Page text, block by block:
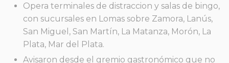
Opera terminales de distraccion y salas de bingo,
con sucursales en Lomas sobre Zamora, Lanús,
San Miguel, San Martín, La Matanza, Morón, La
Plata, Mar del Plata.
Avisaron desde el gremio gastronómico que no